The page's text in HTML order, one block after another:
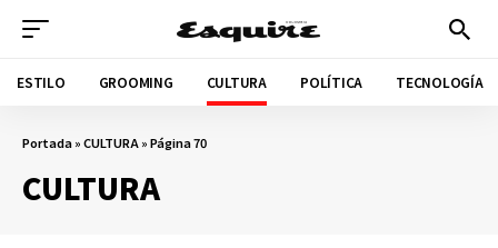
ESTILO GROOMING CULTURA POLÍTICA TECNOLOGÍA
Portada»CULTURA»Página 70
CULTURA